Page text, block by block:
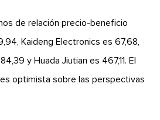
de relación precio-beneficio
Kaideng Electronics es 67,68,
y Huada Jiutian es 467,11. El
optimista sobre las perspectivas